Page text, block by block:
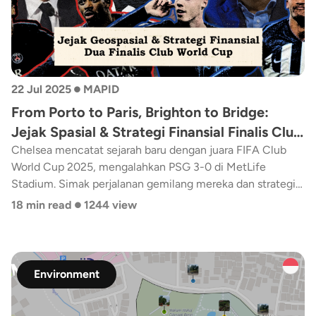
penduduk Kota Makassar berada dalam jangkauan layanan
transportasi umum. Namun, masih terdapat 10 kelurahan
dengan keterjangkauan di bawah 50%, serta sebaran
sekolah yang belum terlayani terutama di wilayah timur
dan timur laut kota. Penelitian ini memberikan
rekomendasi lokasi prioritas untuk pengembangan
transportasi umum guna mendukung pemerataan akses
pendidikan dan mewujudkan konsep Kota 15 Menit yang
inklusif dan berkelanjutan.
22 Jul 2025 • MAPID
From Porto to Paris, Brighton to Bridge:
Jejak Spasial & Strategi Finansial Finalis Club
World Cup
Chelsea mencatat sejarah baru dengan juara FIFA Club
World Cup 2025, mengalahkan PSG 3-0 di MetLife
Stadium. Simak perjalanan gemilang mereka dan strategi
transfer klub baik strategi spasial maupun finansial!
18 min read • 1244 view
Environment